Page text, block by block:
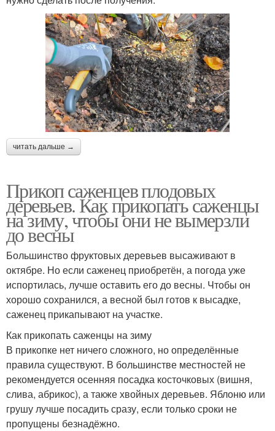
читать дальше →
Прикоп саженцев плодовых
деревьев. Как прикопать саженцы
на зиму, чтобы они не вымерзли
до весны
Большинство фруктовых деревьев высаживают в
октябре. Но если саженец приобретён, а погода уже
испортилась, лучше оставить его до весны. Чтобы он
хорошо сохранился, а весной был готов к высадке,
саженец прикапывают на участке.
Как прикопать саженцы на зиму
В прикопке нет ничего сложного, но определённые
правила существуют. В большинстве местностей не
рекомендуется осенняя посадка косточковых (вишня,
слива, абрикос), а также хвойных деревьев. Яблоню или
грушу лучше посадить сразу, если только сроки не
пропущены безнадёжно.